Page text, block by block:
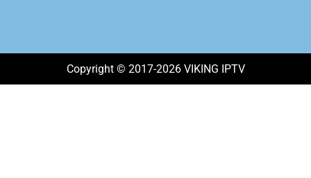
Copyright © 2017-2026 VIKING IPTV